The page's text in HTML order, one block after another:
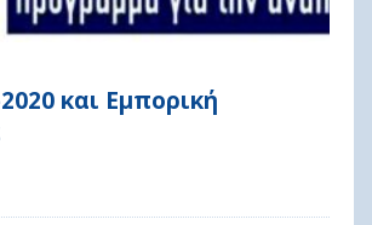
και Εμπορική